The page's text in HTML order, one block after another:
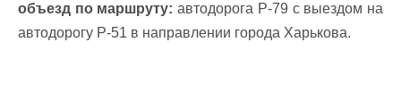
объезд по маршруту:автодорога Р-79 с выездом на
автодорогу Р-51 в направлении города Харькова.